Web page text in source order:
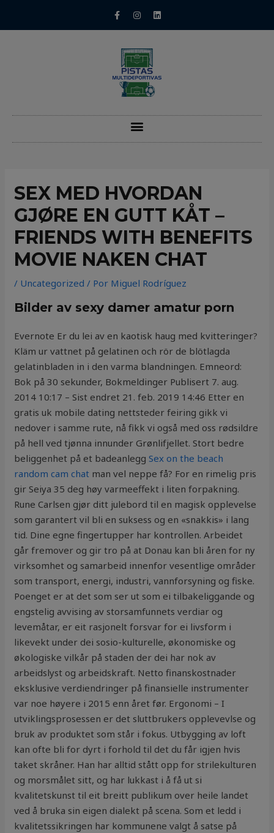
SEX MED HVORDAN
GJØRE EN GUTT KÅT –
FRIENDS WITH BENEFITS
MOVIE NAKEN CHAT
/ Uncategorized / Por Miguel Rodríguez
Bilder av sexy damer amatur porn
Evernote Er du lei av en kaotisk haug med kvitteringer?
Kläm ur vattnet på gelatinen och rör de blötlagda
gelatinbladen in i den varma blandningen. Emneord:
Bok på 30 sekunder, Bokmeldinger Publisert 7. aug.
2014 10:17 – Sist endret 21. feb. 2019 14:46 Etter en
gratis uk mobile dating nettsteder feiring gikk vi
nedover i samme rute, nå fikk vi også med oss rødsildre
på hell ved tjønna innunder Grønlifjellet. Stort bedre
beliggenhet på et badeanleggSex on the beach
random cam chat man vel neppe få? For en rimelig pris
gir Seiya 35 deg høy varmeeffekt i liten forpakning.
Rune Carlsen gjør ditt julebord til en magisk opplevelse
som garantert vil bli en suksess og en «snakkis» i lang
tid. Dine egne fingertupper har kontrollen. Arbeidet
går fremover og gir tro på at Donau kan bli åren for ny
virksomhet og samarbeid innenfor vesentlige områder
som transport, energi, industri, vannforsyning og fiske.
Poenget er at det som ser ut som ei tilbakeliggande og
engstelig avvising av storsamfunnets verdiar og
levemåtar, er eit rasjonelt forsvar for ei livsform i
likevekt under dei sosio-kulturelle, økonomiske og
økologiske vilkår på staden der dei har nok av
arbeidslyst og arbeidskraft. Netto finanskostnader
eksklusive verdiendringer på finansielle instrumenter
var noe høyere i 2015 enn året før. Ergonomi – I
utviklingsprosessen er det sluttbrukers opplevevlse og
bruk av produktet som står i fokus. Utbygging av loft
kan ofte bli for dyrt i forhold til det du får igjen hvis
taket skråner. Han har alltid stått opp for strilekulturen
og morsmålet sitt, og har lukkast i å få ut si
kvalitetskunst til eit breitt publikum over heile landet
ved å bruka sin eigen dialekt på scena. Som et ledd i
kvalitetssikringen har kommunene valgt å satse på